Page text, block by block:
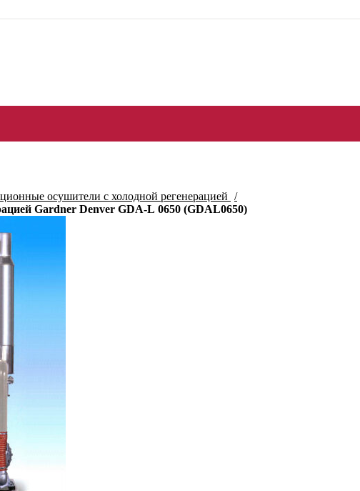
осушители с холодной регенерацией
Gardner Denver GDA-L 0650 (GDAL0650)